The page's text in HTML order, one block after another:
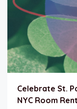
Celebrate St.
NYC Room